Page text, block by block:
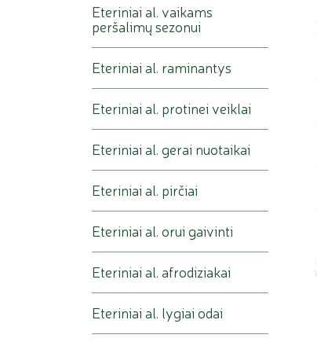
Eteriniai al. vaikams
peršalimų sezonui
Eteriniai al. raminantys
Eteriniai al. protinei veiklai
Eteriniai al. gerai nuotaikai
Eteriniai al. pirčiai
Eteriniai al. orui gaivinti
Eteriniai al. afrodiziakai
Eteriniai al. lygiai odai